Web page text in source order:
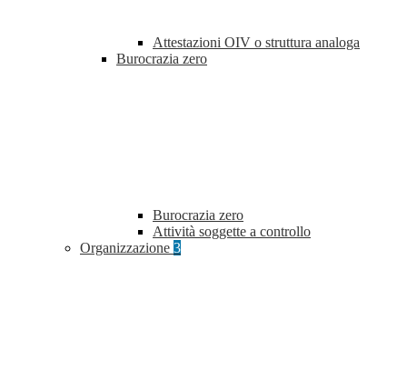
Attestazioni OIV o struttura analoga
Burocrazia zero
Burocrazia zero
Attività soggette a controllo
Organizzazione 3